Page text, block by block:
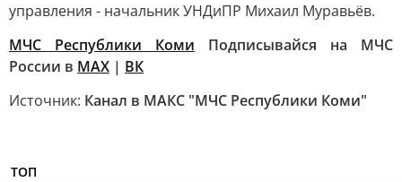
управления - начальник УНДиПР Михаил Муравьёв.
МЧС Республики Коми Подписывайся на МЧС
России в MAX | ВК
Источник: Канал в МАКС "МЧС Республики Коми"
ТОП